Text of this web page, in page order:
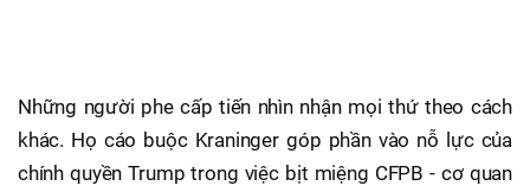
Những người phe cấp tiến nhìn nhận mọi thứ theo cách
khác. Họ cáo buộc Kraninger góp phần vào nỗ lực của
chính quyền Trump trong việc bịt miệng CFPB - cơ quan